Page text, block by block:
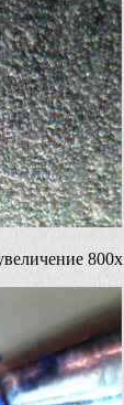
800х